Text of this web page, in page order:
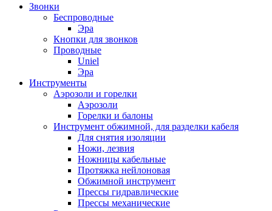
Звонки
Беспроводные
Эра
Кнопки для звонков
Проводные
Uniel
Эра
Инструменты
Аэрозоли и горелки
Аэрозоли
Горелки и балоны
Инструмент обжимной, для разделки кабеля
Для снятия изоляции
Ножи, лезвия
Ножницы кабельные
Протяжка нейлоновая
Обжимной инструмент
Прессы гидравлические
Прессы механические